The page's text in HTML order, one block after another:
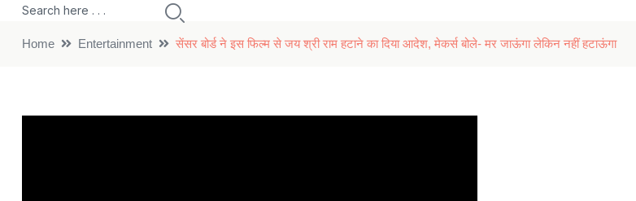
Home Entertainment सेंसर बोर्ड ने इस फिल्म से जय श्री राम हटाने का दिया आदेश, मेकर्स बोले- मर जाऊंगा लेकिन नहीं हटाऊंगा